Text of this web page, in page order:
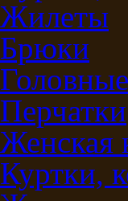
Жилеты
Брюки
Перчатки
Женская
Куртки,